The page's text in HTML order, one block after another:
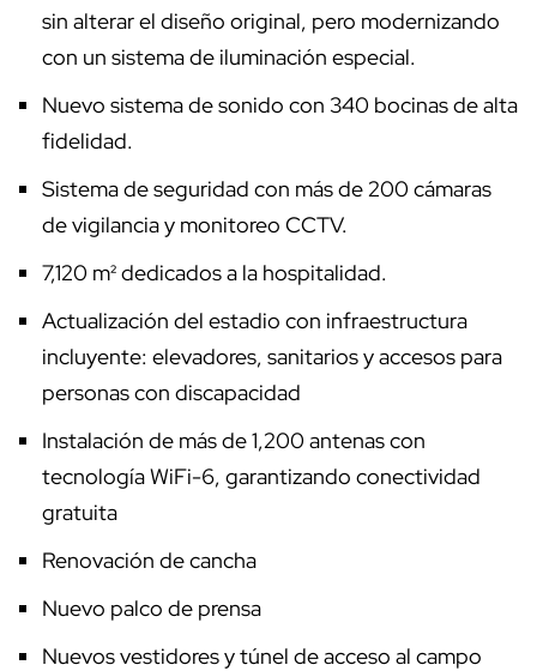
sin alterar el diseño original, pero modernizando
con un sistema de iluminación especial.
Nuevo sistema de sonido con 340 bocinas de alta
fidelidad.
Sistema de seguridad con más de 200 cámaras
de vigilancia y monitoreo CCTV.
7,120 m² dedicados a la hospitalidad.
Actualización del estadio con infraestructura
incluyente: elevadores, sanitarios y accesos para
personas con discapacidad
Instalación de más de 1,200 antenas con
tecnología WiFi-6, garantizando conectividad
gratuita
Renovación de cancha
Nuevo palco de prensa
Nuevos vestidores y túnel de acceso al campo